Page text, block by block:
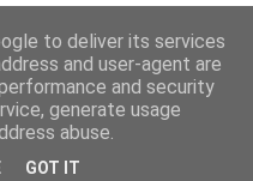
to deliver its services
and user-agent are
and security
generate usage
abuse.
GOT IT